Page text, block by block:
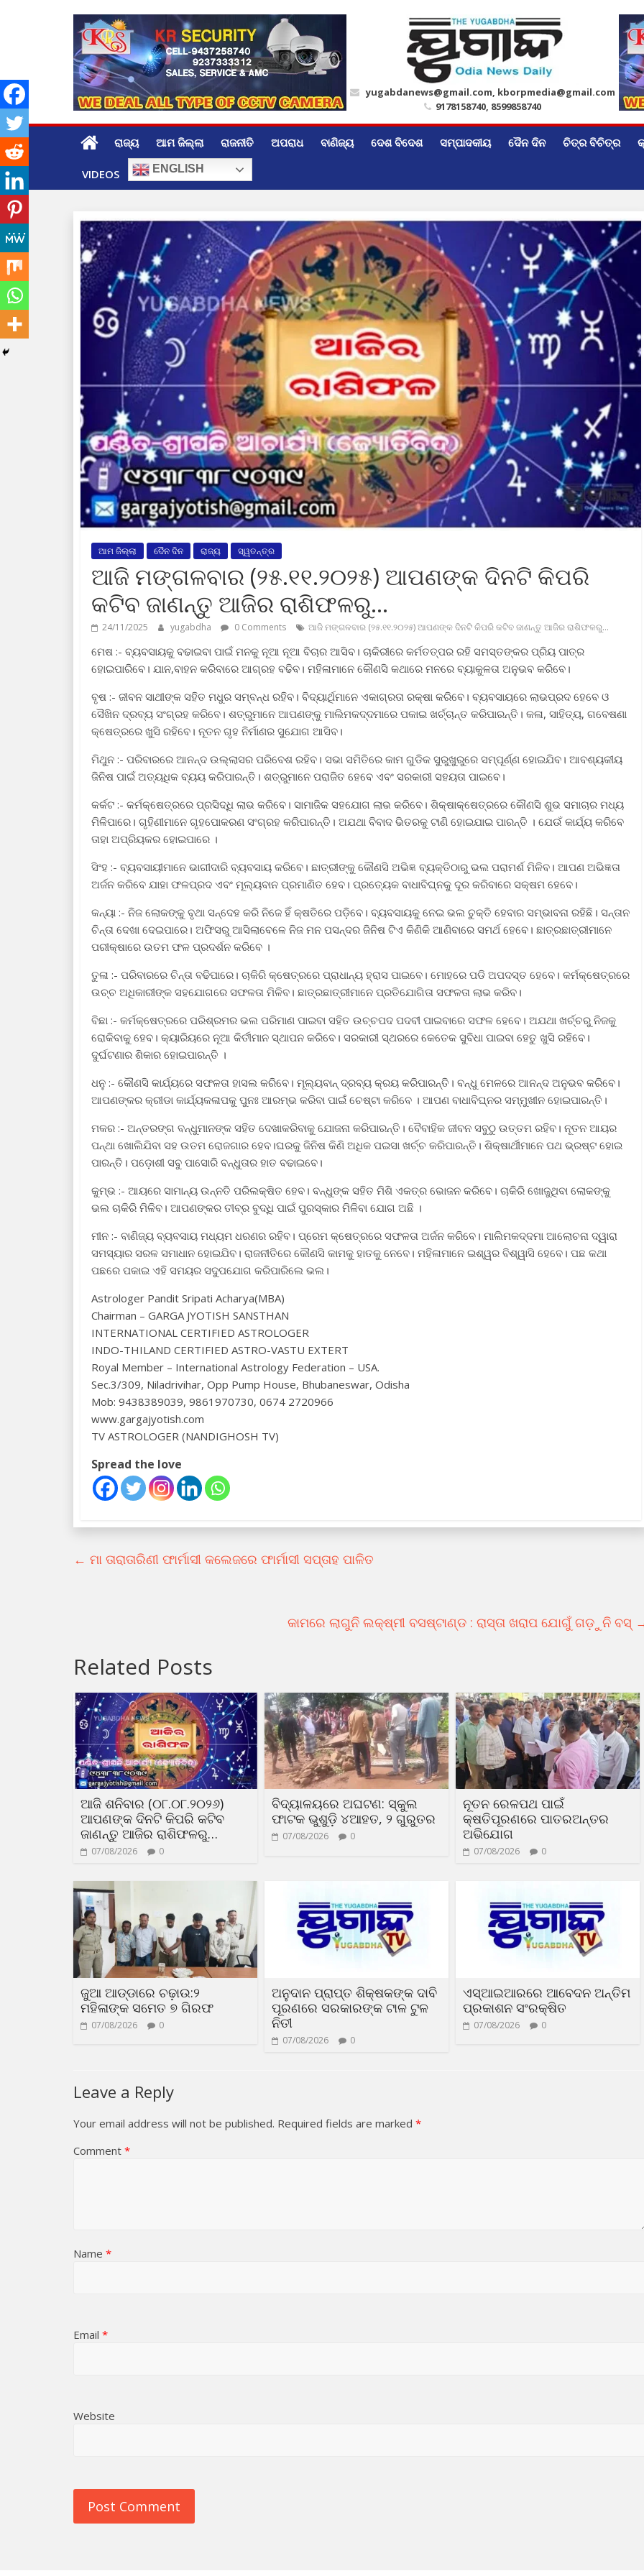
yugabdanews@gmail.com, kborpmedia@gmail.com
9178158740, 8599858740
ରାଜ୍ୟ ଆମ ଜିଲ୍ଲା ରାଜନୀତି ଅପରାଧ ବାଣିଜ୍ୟ ଦେଶ ବିଦେଶ ସମ୍ପାଦକୀୟ ଦୈନ ଦିନ ଚିତ୍ର ବିଚିତ୍ର
VIDEOS ENGLISH
ଆମ ଜିଲ୍ଲା ଦୈନ ଦିନ ରାଜ୍ୟ ସ୍ୱତନ୍ତ୍ର
ଆଜି ମଙ୍ଗଳବାର (୨୫.୧୧.୨୦୨୫) ଆପଣଙ୍କ ଦିନଟି କିପରି
କଟିବ ଜାଣନ୍ତୁ ଆଜିର ରାଶିଫଳରୁ…
24/11/2025 yugabdha 0 Comments ଆଜି ମଙ୍ଗଳବାର (୨୫.୧୧.୨୦୨୫) ଆପଣଙ୍କ ଦିନଟି କିପରି କଟିବ ଜାଣନ୍ତୁ ଆଜିର ରାଶିଫଳରୁ…
ମେଷ :- ବ୍ୟବସାୟକୁ ବଢାଇବା ପାଇଁ ମନକୁ ନୂଆ ନୂଆ ବିଚାର ଆସିବ। ଚାକିରୀରେ କର୍ମତତ୍‌ପର ରହି ସମସ୍ତଙ୍କର ପ୍ରିୟ ପାତ୍ର
ହୋଇପାରିବେ। ଯାନ,ବାହନ କରିବାରେ ଆଗ୍ରହ ବଢିବ। ମହିଳାମାନେ କୌଣସି କଥାରେ ମନରେ ବ୍ୟାକୁଳତା ଅନୁଭବ କରିବେ।
ବୃଷ :- ଜୀବନ ସାଥୀଙ୍କ ସହିତ ମଧୁର ସମ୍ବନ୍ଧ ରହିବ। ବିଦ୍ୟାର୍ଥିମାନେ ଏକାଗ୍ରତା ରକ୍ଷା କରିବେ। ବ୍ୟବସାୟରେ ଲାଭପ୍ରଦ ହେବେ ଓ
ସୈଖିନ ଦ୍ରବ୍ୟ ସଂଗ୍ରହ କରିବେ। ଶତ୍ରୁମାନେ ଆପଣଙ୍କୁ ମାଲିମକଦ୍ଦମାରେ ପକାଇ ଖର୍ଚ୍ଚାନ୍ତ କରିପାରନ୍ତି। କଳା, ସାହିତ୍ୟ, ଗବେଷଣା
କ୍ଷେତ୍ରରେ ଖୁସି ରହିବେ। ନୂତନ ଗୃହ ନିର୍ମାଣର ସୁଯୋଗ ଆସିବ।
ମିଥୁନ :- ପରିବାରରେ ଆନନ୍ଦ ଉଲ୍ଲାସର ପରିବେଶ ରହିବ। ସଭା ସମିତିରେ କାମ ଗୁଡିକ ସୁରୁଖୁରୁରେ ସମ୍ପୂର୍ଣ୍ଣ ହୋଇଯିବ। ଆବଶ୍ୟକୀୟ
ଜିନିଷ ପାଇଁ ଅତ୍ୟଧିକ ବ୍ୟୟ କରିପାରନ୍ତି। ଶତ୍ରୁମାନେ ପରାଜିତ ହେବେ ଏବଂ ସରକାରୀ ସହୟତା ପାଇବେ।
କର୍କଟ :- କର୍ମକ୍ଷେତ୍ରରେ ପ୍ରସିଦ୍ଧି ଲାଭ କରିବେ। ସାମାଜିକ ସହଯୋଗ ଲାଭ କରିବେ। ଶିକ୍ଷାକ୍ଷେତ୍ରରେ କୌଣସି ଶୁଭ ସମାଚାର ମଧ୍ୟ
ମିଳିପାରେ। ଗୃହିଣୀମାନେ ଗୃହପୋକରଣ ସଂଗ୍ରହ କରିପାରନ୍ତି। ଅଯଥା ବିବାଦ ଭିତରକୁ ଟାଣି ହୋଇଯାଇ ପାରନ୍ତି । ଯେଉଁ କାର୍ଯ୍ୟ କରିବେ
ତାହା ଅପ୍ରିୟକର ହୋଇପାରେ ।
ସିଂହ :- ବ୍ୟବସାୟୀମାନେ ଭାଗୀଦାରି ବ୍ୟବସାୟ କରିବେ। ଛାତ୍ରୀଙ୍କୁ କୌଣସି ଅଭିଜ୍ଞ ବ୍ୟକ୍ତିଠାରୁ ଭଲ ପରାମର୍ଶ ମିଳିବ। ଆପଣ ଅଭିଜ୍ଞତା
ଅର୍ଜନ କରିବେ ଯାହା ଫଳପ୍ରଦ ଏବଂ ମୂଲ୍ୟବାନ ପ୍ରମାଣିତ ହେବ। ପ୍ରତ୍ୟେକ ବାଧାବିଘ୍ନକୁ ଦୂର କରିବାରେ ସକ୍ଷମ ହେବେ।
କନ୍ୟା :- ନିଜ ଲୋକଙ୍କୁ ବୃଥା ସନ୍ଦେହ କରି ନିଜେ ହିଁ କ୍ଷତିରେ ପଡ଼ିବେ। ବ୍ୟବସାୟକୁ ନେଇ ଭଲ ଚୁକ୍ତି ହେବାର ସମ୍ଭାବନା ରହିଛି। ସନ୍ତାନ
ଚିନ୍ତା ଦେଖା ଦେଇପାରେ। ଅଫିସରୁ ଆସିଲାବେଳେ ନିଜ ମନ ପସନ୍ଦର ଜିନିଷ ଟିଏ କିଣିକି ଆଣିବାରେ ସମର୍ଥ ହେବେ। ଛାତ୍ରଛାତ୍ରୀମାନେ
ପରୀକ୍ଷାରେ ଉତମ ଫଳ ପ୍ରଦର୍ଶନ କରିବେ ।
ତୁଳା :- ପରିବାରରେ ଚିନ୍ତା ବଢିପାରେ। ଚାକିରି କ୍ଷେତ୍ରରେ ପ୍ରାଧାନ୍ୟ ହ୍ରାସ ପାଇବେ। ମୋହରେ ପଡି ଅପଦସ୍ତ ହେବେ। କର୍ମକ୍ଷେତ୍ରରେ
ଉଚ୍ଚ ଅଧିକାରୀଙ୍କ ସହଯୋଗରେ ସଫଳତା ମିଳିବ। ଛାତ୍ରଛାତ୍ରୀମାନେ ପ୍ରତିଯୋଗିତା ସଫଳତା ଲାଭ କରିବ।
ବିଛା :- କର୍ମକ୍ଷେତ୍ରରେ ପରିଶ୍ରମର ଭଲ ପରିମାଣ ପାଇବା ସହିତ ଉଚ୍ଚପଦ ପଦବୀ ପାଇବାରେ ସଫଳ ହେବେ। ଅଯଥା ଖର୍ଚ୍ଚରୁ ନିଜକୁ
ରୋକିବାକୁ ହେବ। କ୍ୟାରିୟରେ ନୂଆ କିର୍ତୀମାନ ସ୍ଥାପନ କରିବେ। ସରକାରୀ ସ୍ଥରରେ କେତେକ ସୁବିଧା ପାଇବା ହେତୁ ଖୁସି ରହିବେ।
ଦୁର୍ଘଟଣାର ଶିକାର ହୋଇପାରନ୍ତି ।
ଧନୁ :- କୌଣସି କାର୍ଯ୍ୟରେ ସଫଳତା ହାସଲ କରିବେ। ମୂଲ୍ୟବାନ୍ ଦ୍ରବ୍ୟ କ୍ରୟ କରିପାରନ୍ତି। ବନ୍ଧୁ ମେଳରେ ଆନନ୍ଦ ଅନୁଭବ କରିବେ।
ଆପଣଙ୍କର କ୍ରୀଡା କାର୍ଯ୍ୟକଳାପକୁ ପୁନଃ ଆରମ୍ଭ କରିବା ପାଇଁ ଚେଷ୍ଟା କରିବେ । ଆପଣ ବାଧାବିଘ୍ନର ସମ୍ମୁଖୀନ ହୋଇପାରନ୍ତି।
ମକର :- ଅନ୍ତରଙ୍ଗ ବନ୍ଧୁମାନଙ୍କ ସହିତ ଦେଖାକରିବାକୁ ଯୋଜନା କରିପାରନ୍ତି। ବୈବାହିକ ଜୀବନ ସବୁଠୁ ଉତ୍ତମ ରହିବ। ନୂତନ ଆୟର
ପନ୍ଥା ଖୋଲିଯିବା ସହ ଉତମ ରୋଜଗାର ହେବ।ଘରକୁ ଜିନିଷ କିଣି ଅଧିକ ପଇସା ଖର୍ଚ୍ଚ କରିପାରନ୍ତି। ଶିକ୍ଷାର୍ଥୀମାନେ ପଥ ଭ୍ରଷ୍ଟ ହୋଇ
ପାରନ୍ତି। ପଡ଼ୋଶୀ ସବୁ ପାସୋରି ବନ୍ଧୁତାର ହାତ ବଢାଇବେ।
କୁମ୍ଭ :- ଆୟରେ ସାମାନ୍ୟ ଉନ୍ନତି ପରିଲକ୍ଷିତ ହେବ। ବନ୍ଧୁଙ୍କ ସହିତ ମିଶି ଏକତ୍ର ଭୋଜନ କରିବେ। ଚାକିରି ଖୋଜୁଥିବା ଲୋକଙ୍କୁ
ଭଲ ଚାକିରି ମିଳିବ। ଆପଣଙ୍କର ତୀବ୍ର ବୁଦ୍ଧି ପାଇଁ ପୁରସ୍କାର ମିଳିବା ଯୋଗ ଅଛି ।
ମୀନ :- ବାଣିଜ୍ୟ ବ୍ୟବସାୟ ମଧ୍ୟମ ଧରଣର ରହିବ। ପ୍ରେମ କ୍ଷେତ୍ରରେ ସଫଳତା ଅର୍ଜନ କରିବେ। ମାଲିମକଦ୍ଦମା ଆଲୋଚନା ଦ୍ୱାରା
ସମସ୍ୟାର ସରଳ ସମାଧାନ ହୋଇଯିବ। ରାଜନୀତିରେ କୌଣସି କାମକୁ ହାତକୁ ନେବେ। ମହିଳାମାନେ ଇଶ୍ୱର ବିଶ୍ୱାସି ହେବେ। ପଛ କଥା
ପଛରେ ପକାଇ ଏହି ସମୟର ସଦୁପଯୋଗ କରିପାରିଲେ ଭଲ।
Astrologer Pandit Sripati Acharya(MBA)
Chairman – GARGA JYOTISH SANSTHAN
INTERNATIONAL CERTIFIED ASTROLOGER
INDO-THILAND CERTIFIED ASTRO-VASTU EXTERT
Royal Member – International Astrology Federation – USA.
Sec.3/309, Niladrivihar, Opp Pump House, Bhubaneswar, Odisha
Mob: 9438389039, 9861970730, 0674 2720966
www.gargajyotish.com
TV ASTROLOGER (NANDIGHOSH TV)
Spread the love
← ମା ତାରାତାରିଣୀ ଫାର୍ମାସୀ କଲେଜରେ ଫାର୍ମାସୀ ସପ୍ତାହ ପାଳିତ
କାମରେ ଲାଗୁନି ଲକ୍ଷ୍ମୀ ବସଷ୍ଟାଣ୍ଡ : ରାସ୍ତା ଖରାପ ଯୋଗୁଁ ଗଡ଼ୁନି ବସ୍
Related Posts
ଆଜି ଶନିବାର (୦୮.୦୮.୨୦୨୬)
ଆପଣଙ୍କ ଦିନଟି କିପରି କଟିବ
ଜାଣନ୍ତୁ ଆଜିର ରାଶିଫଳରୁ…
07/08/2026 0
ବିଦ୍ୟାଳୟରେ ଅଘଟଣ: ସ୍କୁଲ
ଫାଟକ ଭୁଶୁଡ଼ି ୪ଆହତ, ୨ ଗୁରୁତର
07/08/2026 0
ନୂତନ ରେଳପଥ ପାଇଁ
କ୍ଷତିପୂରଣରେ ପାତରଅନ୍ତର
ଅଭିଯୋଗ
07/08/2026 0
ଜୁଆ ଆଡ୍ଡାରେ ଚଢ଼ାଉ:୨
ମହିଳାଙ୍କ ସମେତ ୭ ଗିରଫ
07/08/2026 0
ଅନୁଦାନ ପ୍ରାପ୍ତ ଶିକ୍ଷକଙ୍କ ଦାବି
ପୂରଣରେ ସରକାରଙ୍କ ଟାଳ ଟୁଳ
ନିତୀ
07/08/2026 0
ଏସ୍‌ଆଇଆରରେ ଆବେଦନ ଅନ୍ତିମ
ପ୍ରକାଶନ ସଂରକ୍ଷିତ
07/08/2026 0
Leave a Reply
Your email address will not be published. Required fields are marked *
Comment *
Name *
Email *
Website